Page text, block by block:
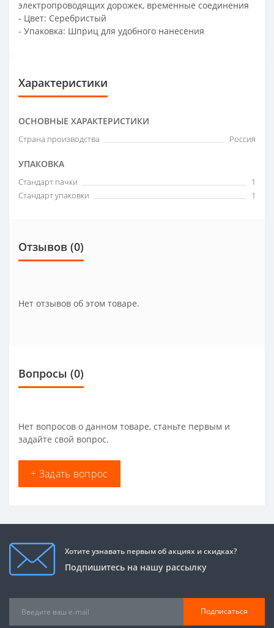
электропроводящих дорожек, временные соединения
- Цвет: Серебристый
- Упаковка: Шприц для удобного нанесения
Характеристики
ОСНОВНЫЕ ХАРАКТЕРИСТИКИ
Страна производства Россия
УПАКОВКА
Стандарт пачки
1
Стандарт упаковки
1
Отзывов (0)
Нет отзывов об этом товаре.
Вопросы (0)
Нет вопросов о данном товаре, станьте первым и
задайте свой вопрос.
+ Задать вопрос
Хотите узнавать первым об акциях и скидках?
Подпишитесь на нашу рассылку
Подписаться